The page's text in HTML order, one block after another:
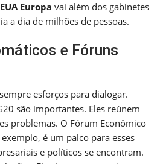
Europa vai além dos gabinetes
a dia de milhões de pessoas.
e Fóruns
esforços para dialogar.
são importantes. Eles reúnem
problemas. O Fórum Econômico
é um palco para esses
e políticos se encontram.